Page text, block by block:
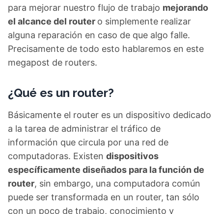
para mejorar nuestro flujo de trabajo mejorando
el alcance del router o simplemente realizar
alguna reparación en caso de que algo falle.
Precisamente de todo esto hablaremos en este
megapost de routers.
¿Qué es un router?
Básicamente el router es un dispositivo dedicado
a la tarea de administrar el tráfico de
información que circula por una red de
computadoras. Existen dispositivos
específicamente diseñados para la función de
router, sin embargo, una computadora común
puede ser transformada en un router, tan sólo
con un poco de trabajo, conocimiento y